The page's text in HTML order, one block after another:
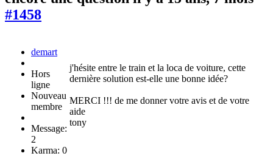
#1458
demart
Hors
ligne
Nouveau
membre
Message:
2
Karma: 0
j'hésite entre le train et la loca de voiture, cette
dernière solution est-elle une bonne idée?
MERCI !!! de me donner votre avis et de votre
aide
tony